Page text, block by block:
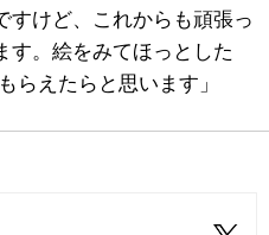
すけど、これからも頑張っ
す。絵をみてほっとした
らえたらと思います」